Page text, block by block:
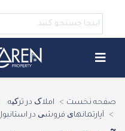
صفحه نخست املاک در ترکیه
آپارتمانهای فروشی در